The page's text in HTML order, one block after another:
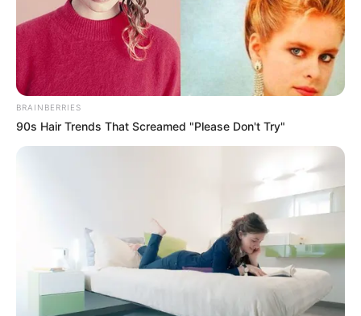
BRAINBERRIES
90s Hair Trends That Screamed "Please Don't Try"